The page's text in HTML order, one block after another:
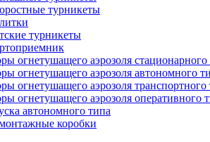
турникеты
турникеты
огнетушащего аэрозоля стационарного
огнетушащего аэрозоля автономного
огнетушащего аэрозоля транспортного
огнетушащего аэрозоля оперативного
автономного типа
коробки